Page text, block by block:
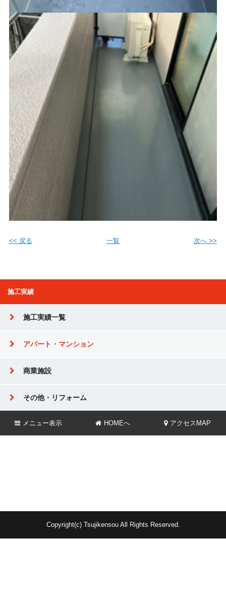
<< 戻る 一覧 次へ >>
施工実績
施工実績一覧
アパート・マンション
商業施設
その他・リフォーム
メニュー表示 HOMEへ アクセスMAP
Copyright(c) Tsujikensou All Rights Reserved.